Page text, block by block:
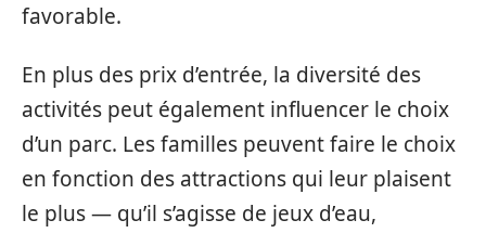
favorable.
En plus des prix d’entrée, la diversité des
activités peut également influencer le choix
d’un parc. Les familles peuvent faire le choix
en fonction des attractions qui leur plaisent
le plus — qu’il s’agisse de jeux d’eau,